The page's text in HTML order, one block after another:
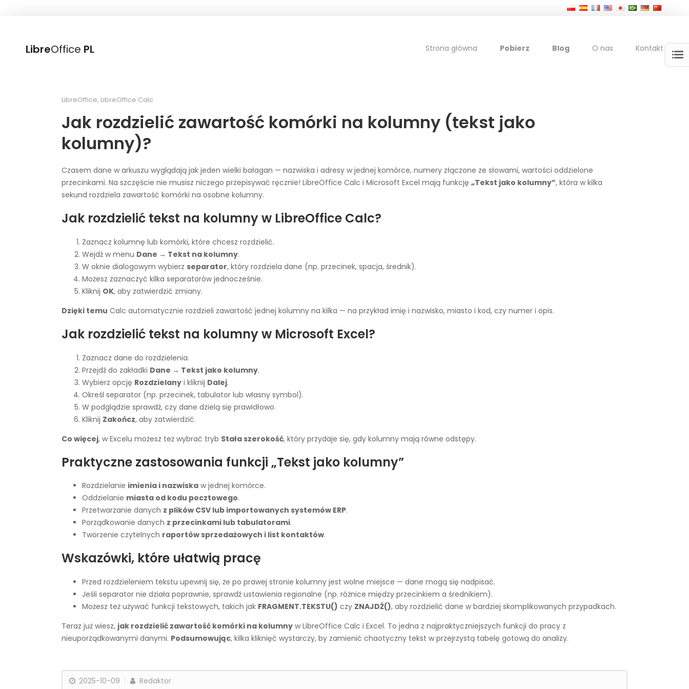
LibreOffice PL Strona główna Pobierz Blog O nas Kontakt
LibreOffice, LibreOffice Calc
Jak rozdzielić zawartość komórki na kolumny (tekst jako
kolumny)?
Czasem dane w arkuszu wyglądają jak jeden wielki bałagan — nazwiska i adresy w jednej komórce, numery złączone ze słowami, wartości oddzielone
przecinkami. Na szczęście nie musisz niczego przepisywać ręcznie! LibreOffice Calc i Microsoft Excel mają funkcję „Tekst jako kolumny”, która w kilka
sekund rozdziela zawartość komórki na osobne kolumny.
Jak rozdzielić tekst na kolumny w LibreOffice Calc?
Zaznacz kolumnę lub komórki, które chcesz rozdzielić.
Wejdź w menu Dane → Tekst na kolumny.
W oknie dialogowym wybierz separator, który rozdziela dane (np. przecinek, spacja, średnik).
Możesz zaznaczyć kilka separatorów jednocześnie.
Kliknij OK, aby zatwierdzić zmiany.
Dzięki temu Calc automatycznie rozdzieli zawartość jednej kolumny na kilka — na przykład imię i nazwisko, miasto i kod, czy numer i opis.
Jak rozdzielić tekst na kolumny w Microsoft Excel?
Zaznacz dane do rozdzielenia.
Przejdź do zakładki Dane → Tekst jako kolumny.
Wybierz opcję Rozdzielany i kliknij Dalej.
Określ separator (np. przecinek, tabulator lub własny symbol).
W podglądzie sprawdź, czy dane dzielą się prawidłowo.
Kliknij Zakończ, aby zatwierdzić.
Co więcej, w Excelu możesz też wybrać tryb Stała szerokość, który przydaje się, gdy kolumny mają równe odstępy.
Praktyczne zastosowania funkcji „Tekst jako kolumny”
Rozdzielanie imienia i nazwiska w jednej komórce.
Oddzielanie miasta od kodu pocztowego.
Przetwarzanie danych z plików CSV lub importowanych systemów ERP.
Porządkowanie danych z przecinkami lub tabulatorami.
Tworzenie czytelnych raportów sprzedażowych i list kontaktów.
Wskazówki, które ułatwią pracę
Przed rozdzieleniem tekstu upewnij się, że po prawej stronie kolumny jest wolne miejsce — dane mogą się nadpisać.
Jeśli separator nie działa poprawnie, sprawdź ustawienia regionalne (np. różnice między przecinkiem a średnikiem).
Możesz też używać funkcji tekstowych, takich jak FRAGMENT.TEKSTU() czy ZNAJDŹ(), aby rozdzielić dane w bardziej skomplikowanych przypadkach.
Teraz już wiesz, jak rozdzielić zawartość komórki na kolumny w LibreOffice Calc i Excel. To jedna z najpraktyczniejszych funkcji do pracy z
nieuporządkowanymi danymi. Podsumowując, kilka kliknięć wystarczy, by zamienić chaotyczny tekst w przejrzystą tabelę gotową do analizy.
2025-10-09 Redaktor